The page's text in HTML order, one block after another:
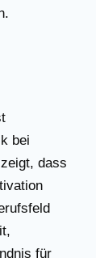
bei
dass
für